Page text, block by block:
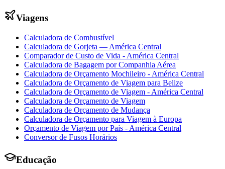
Viagens
Calculadora de Combustível
Calculadora de Gorjeta — América Central
Comparador de Custo de Vida - América Central
Calculadora de Bagagem por Companhia Aérea
Calculadora de Orçamento Mochileiro - América Central
Calculadora de Orçamento de Viagem para Belize
Calculadora de Orçamento de Viagem - América Central
Calculadora de Orçamento de Viagem
Calculadora de Orçamento de Mudança
Calculadora de Orçamento para Viagem à Europa
Orçamento de Viagem por País - América Central
Conversor de Fusos Horários
Educação